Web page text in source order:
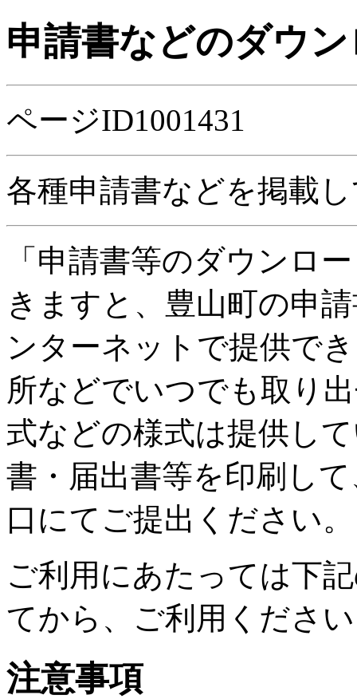
申請書などのダウ
ページID1001431
各種申請書などを掲載
「申請書等のダウンロ
きますと、豊山町の申
ンターネットで提供で
所などでいつでも取り
式などの様式は提供し
書・届出書等を印刷し
口にてご提出ください。
ご利用にあたっては下
てから、ご利用くださ
注意事項